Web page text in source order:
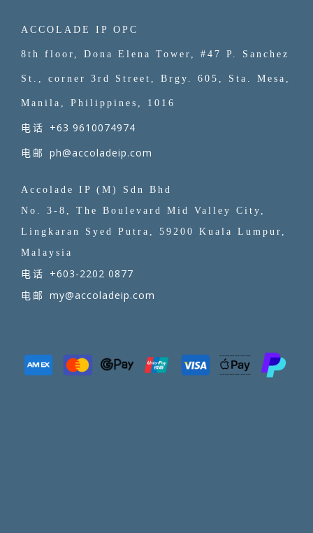
ACCOLADE IP OPC
8th floor, Dona Elena Tower, #47 P. Sanchez
St., corner 3rd Street, Brgy. 605, Sta. Mesa,
Manila, Philippines, 1016
电话 +63 9610074974
电邮 ph@accoladeip.com
Accolade IP (M) Sdn Bhd
No. 3-8, The Boulevard Mid Valley City,
Lingkaran Syed Putra, 59200 Kuala Lumpur,
Malaysia
电话 +603-2202 0877
电邮 my@accoladeip.com